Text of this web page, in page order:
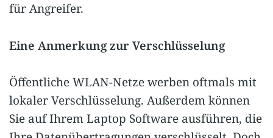
für Angreifer.
Eine Anmerkung zur Verschlüsselung
Öffentliche WLAN-Netze werben oftmals mit
lokaler Verschlüsselung. Außerdem können
Sie auf Ihrem Laptop Software ausführen, die